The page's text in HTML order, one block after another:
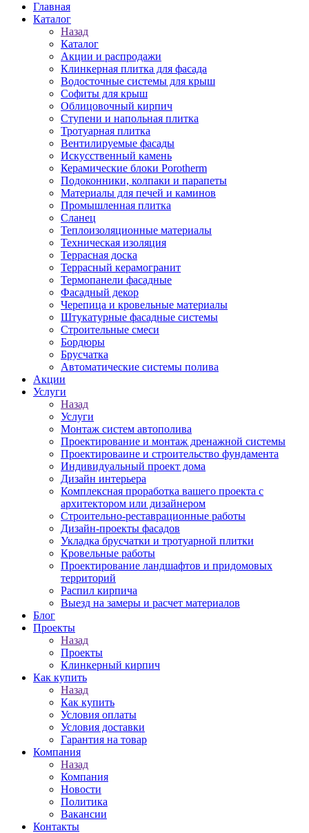
Главная
Каталог
Назад
Каталог
Акции и распродажи
Клинкерная плитка для фасада
Водосточные системы для крыш
Софиты для крыш
Облицовочный кирпич
Ступени и напольная плитка
Тротуарная плитка
Вентилируемые фасады
Искусственный камень
Керамические блоки Porotherm
Подоконники, колпаки и парапеты
Материалы для печей и каминов
Промышленная плитка
Сланец
Теплоизоляционные материалы
Техническая изоляция
Террасная доска
Террасный керамогранит
Термопанели фасадные
Фасадный декор
Черепица и кровельные материалы
Штукатурные фасадные системы
Строительные смеси
Бордюры
Брусчатка
Автоматические системы полива
Акции
Услуги
Назад
Услуги
Монтаж систем автополива
Проектирование и монтаж дренажной системы
Проектироваине и строительство фундамента
Индивидуальный проект дома
Дизайн интерьера
Комплексная проработка вашего проекта с
архитектором или дизайнером
Строительно-реставрационные работы
Дизайн-проекты фасадов
Укладка брусчатки и тротуарной плитки
Кровельные работы
Проектирование ландшафтов и придомовых
территорий
Распил кирпича
Выезд на замеры и расчет материалов
Блог
Проекты
Назад
Проекты
Клинкерный кирпич
Как купить
Назад
Как купить
Условия оплаты
Условия доставки
Гарантия на товар
Компания
Назад
Компания
Новости
Политика
Вакансии
Контакты